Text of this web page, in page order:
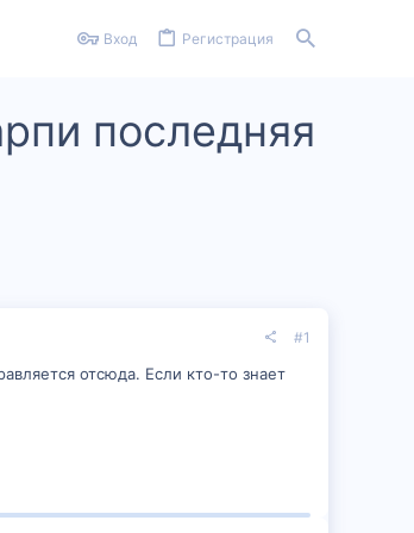
Вход Регистрация
последняя
#1
отсюда. Если кто-то знает